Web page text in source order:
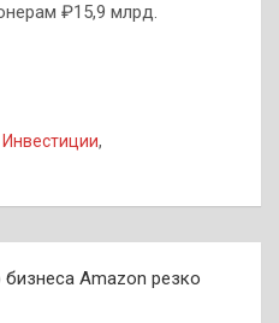
₽15,9 млрд.
Инвестиции,
Amazon резко